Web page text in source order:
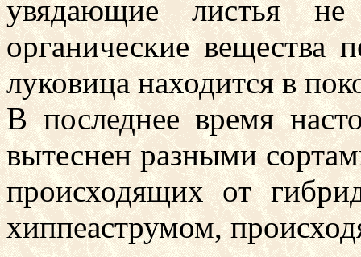
увядающие листья
органические вещества
луковица находится в
В последнее время
вытеснен разными
происходящих от
хиппеаструмом,